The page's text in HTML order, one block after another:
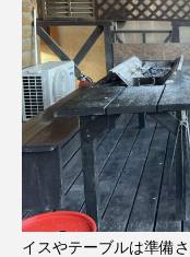
イスやテーブルは準備さ